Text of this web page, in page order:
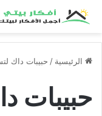
الرئيسية / حبيبات داك
حبيبات